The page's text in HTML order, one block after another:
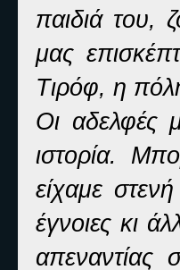
παιδιά του,
μας
Τιρόφ, η
Οι αδελφές
ιστορία.
είχαμε
έγνοιες κι